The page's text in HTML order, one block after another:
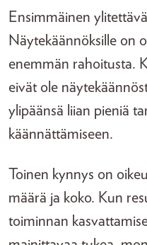
Ensimmäinen
Näytekäännöksille on
enemmän rahoitusta.
eivät ole
ylipäänsä liian pieniä
käännättämiseen.
Toinen kynnys on
määrä ja koko. Kun
toiminnan